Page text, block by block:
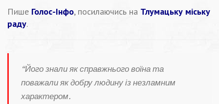
Пише Голос-Інфо, посилаючись на Тлумацьку міську
раду.
“Його знали як справжнього воїна та
поважали як добру людину із незламним
характером.